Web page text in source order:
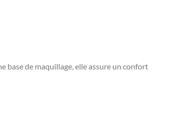
base de maquillage, elle assure un confort